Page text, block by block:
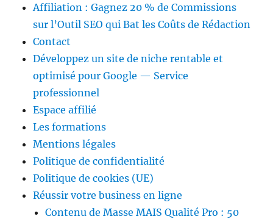
Affiliation : Gagnez 20 % de Commissions
sur l’Outil SEO qui Bat les Coûts de Rédaction
Contact
Développez un site de niche rentable et
optimisé pour Google — Service
professionnel
Espace affilié
Les formations
Mentions légales
Politique de confidentialité
Politique de cookies (UE)
Réussir votre business en ligne
Contenu de Masse MAIS Qualité Pro : 50